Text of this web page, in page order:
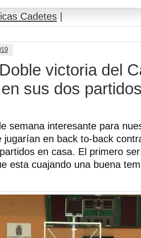
Cadetes
victoria del
sus dos
semana interesante para
jugarían en back to-back
en casa. El primero
esta cuajando una buena